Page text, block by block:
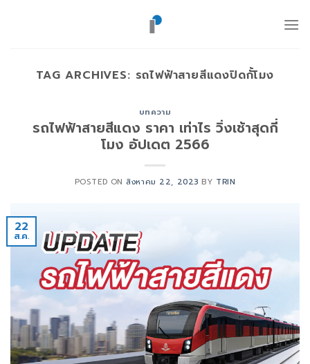
TAG ARCHIVES: รถไฟฟ้าสายสีแดงปิดกั้โมง
บทความ
รถไฟฟ้าสายสีแดง ราคา เท่าไร วิ่งเช้าสุดกี่
โมง อัปเดต 2566
POSTED ON สิงหาคม 22, 2023 BY TRIN
22
ส.ค.